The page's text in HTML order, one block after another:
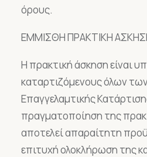
όρους.
ΕΜΜΙΣΘΗ ΠΡΑΚΤΙΚΗ
Η πρακτική άσκηση είναι
καταρτιζόμενους όλων
Επαγγελαμτικής
πραγματοποίηση της
αποτελεί απαραίτητη
επιτυχή ολοκλήρωση της